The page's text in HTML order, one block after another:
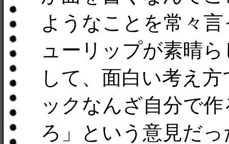
ようなことを常々
ューリップが素晴
して、面白い考え
ックなんざ自分で
ろ」という意見だっ